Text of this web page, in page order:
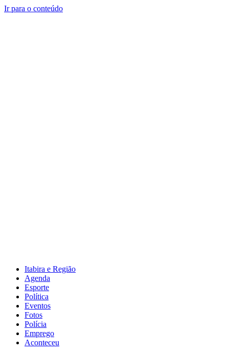
Ir para o conteúdo
Itabira e Região
Agenda
Esporte
Política
Eventos
Fotos
Polícia
Emprego
Aconteceu